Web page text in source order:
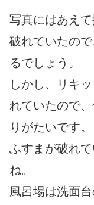
写真にはあえ
破れていたの
るでしょう。
しかし、リキ
れていたので
りがたいです。
ふすまが破れ
ね。
風呂場は洗面